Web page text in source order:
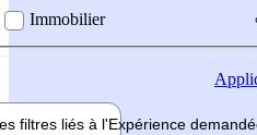
Immobilier
filtres liés à l'Expérience